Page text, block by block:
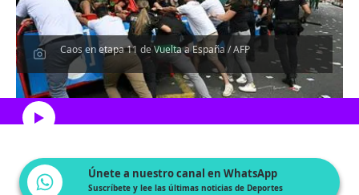
Caos en etapa 11 de Vuelta a España / AFP
Escucha el artículo
Únete a nuestro canal en WhatsApp
Suscríbete y lee las últimas noticias de Deportes